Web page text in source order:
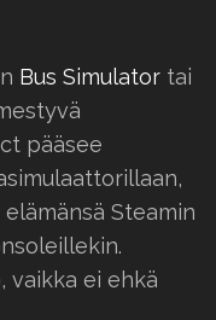
Bus Simulator tai
pääsee
Steamin
vaikka ei ehkä